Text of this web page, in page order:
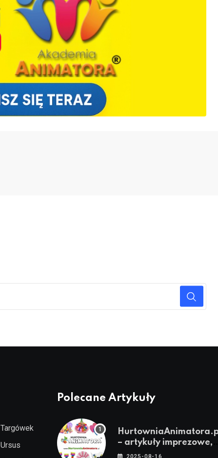
Targówek
Ursus
Polecane Artykuły
– artykuły imprezowe,
dekoracje, stroje i
2025-08-16